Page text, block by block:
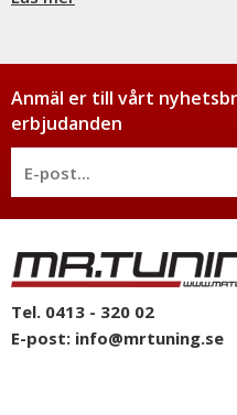
funderingar. På vardagar
telefon: 0413-32002. Ni når
mail: info@mrtuning.se
Anmäl er till vårt
erbjudanden
Tel. 0413 - 320 02
E-post: info@mrtuning.se